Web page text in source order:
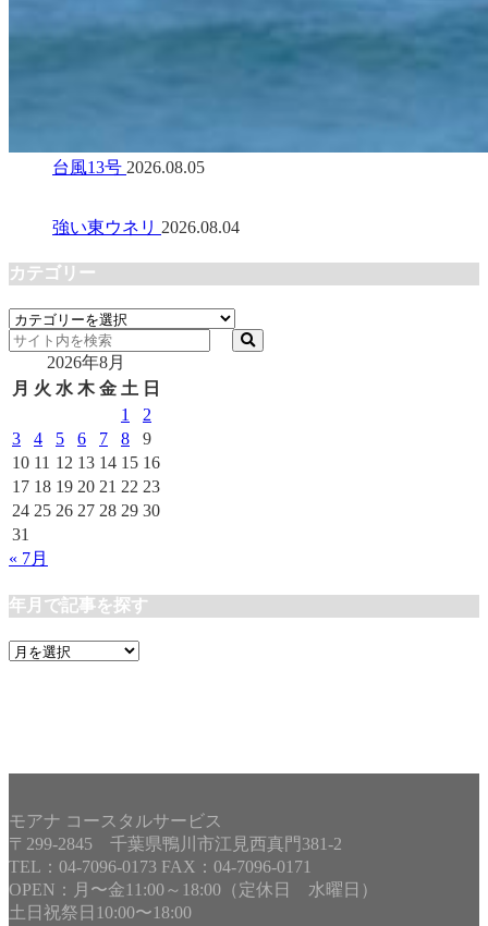
台風13号 2026.08.05
強い東ウネリ 2026.08.04
カテゴリー
カ
テ
リ
2026年8月
月 火 水 木 金 土 日
1
2
3
4 5 6 7 8
9
10 11 12 13 14 15 16
17 18 19 20 21 22 23
24 25 26 27 28 29 30
31
« 7月
年月で記事を探す
年
モアナ コースタルサービス
〒299-2845 千葉県鴨川市江見西真門381-2
TEL：04-7096-0173 FAX：04-7096-0171
OPEN：月〜金11:00～18:00（定休日 水曜日）
土日祝祭日10:00〜18:00